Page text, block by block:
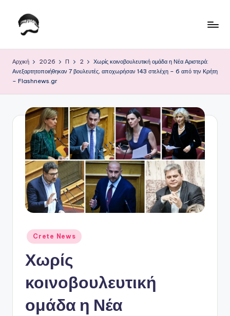
Μετάβαση
ο
Κ
α
θ
o
Αρχική 2026 Π 2
Χωρίς κοινοβουλευτική ομάδα η Νέα Αριστερά:
Ανεξαρτητοποιήθηκαν 7 βουλευτές, αποχωρήσαν 143 στελέχη – 6 από την Κρήτη
– Flashnews.gr
Αναρτήθηκε
σε
Crete News
Χωρίς
κοινοβουλευτική
ομάδα η Νέα